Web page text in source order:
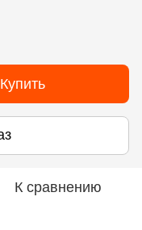
Купить
К сравнению